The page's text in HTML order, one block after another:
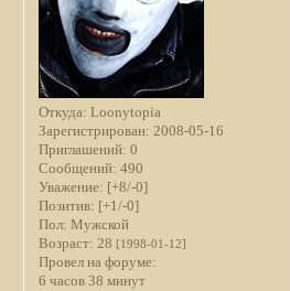
Откуда: Loonytopia
Зарегистрирован: 2008-05-16
Приглашений: 0
Сообщений: 490
Уважение: [+8/-0]
Позитив: [+1/-0]
Пол: Мужской
Возраст: 28 [1998-01-12]
Провел на форуме:
6 часов 38 минут